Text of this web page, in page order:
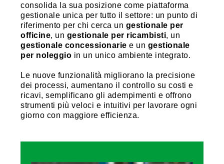
consolida la sua posizione come piattaforma
gestionale unica per tutto il settore: un punto di
riferimento per chi cerca un gestionale per
officine, un gestionale per ricambisti, un
gestionale concessionarie e un gestionale
per noleggio in un unico ambiente integrato.
Le nuove funzionalità migliorano la precisione
dei processi, aumentano il controllo su costi e
ricavi, semplificano gli adempimenti e offrono
strumenti più veloci e intuitivi per lavorare ogni
giorno con maggiore efficienza.